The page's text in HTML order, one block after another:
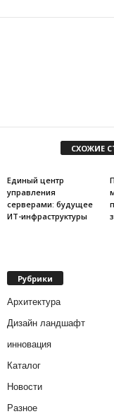
СХОЖИЕ
Единый центр
управления
серверами: будущее
ИТ-инфраструктуры
Рубрики
Архитектура
Дизайн ландшафт
инновация
Каталог
Новости
Разное